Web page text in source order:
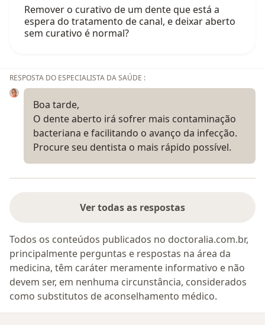
Remover o curativo de um dente que está a
espera do tratamento de canal, e deixar aberto
sem curativo é normal?
RESPOSTA DO ESPECIALISTA DA SAÚDE :
Boa tarde,
O dente aberto irá sofrer mais contaminação
bacteriana e facilitando o avanço da infecção.
Procure seu dentista o mais rápido possível.
Ver todas as respostas
Todos os conteúdos publicados no doctoralia.com.br,
principalmente perguntas e respostas na área da
medicina, têm caráter meramente informativo e não
devem ser, em nenhuma circunstância, considerados
como substitutos de aconselhamento médico.